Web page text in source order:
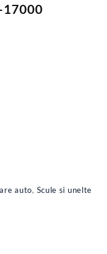
17000
auto, Scule si unelte